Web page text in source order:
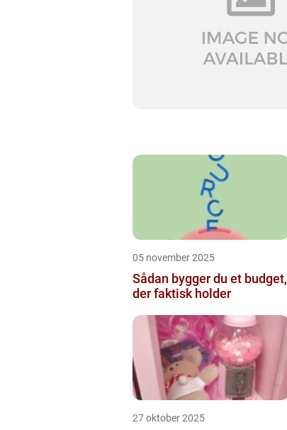
05 november 2025
Sådan bygger du et budget,
der faktisk holder
27 oktober 2025